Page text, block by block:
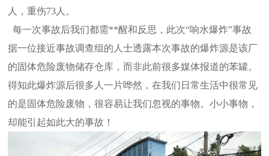
人，重伤73人。
每一次事故后我们都需**醒和反思，此次“响水爆炸”事故
据一位接近事故调查组的人士透露本次事故的爆炸源是该厂
的固体危险废物储存仓库，而非此前很多媒体报道的苯罐。
得知此爆炸源后很多人一片哗然，在我们日常生活中很常见
的是固体危险废物，很容易让我们忽视的事物。小小事物，
却能引起如此大的事故！